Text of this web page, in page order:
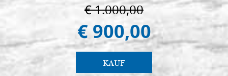
€ 1.000,00
€ 900,00
KAUF